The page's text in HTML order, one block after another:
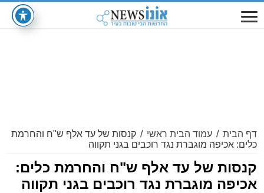
דף הבית / עמוד הבית ראשי / קנסות של עד אלף ש"ח והחרמת
כלים: אכיפה מוגברת נגד רוכבים בגני תקווה
קנסות של עד אלף ש"ח והחרמת כלים:
אכיפה מוגברת נגד רוכבים בגני תקווה